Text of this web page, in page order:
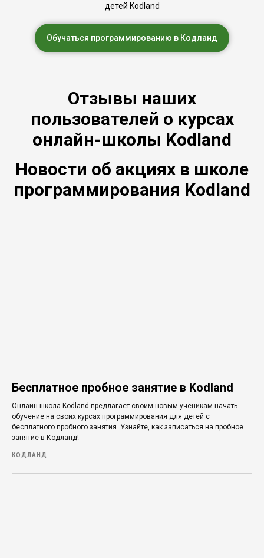
детей Kodland
Обучаться программированию в Кодланд
Отзывы наших
пользователей о курсах
онлайн-школы Kodland
Новости об акциях в школе
программирования Kodland
Бесплатное пробное занятие в Kodland
Онлайн-школа Kodland предлагает своим новым ученикам начать
обучение на своих курсах программирования для детей с
бесплатного пробного занятия. Узнайте, как записаться на пробное
занятие в Кодланд!
КОДЛАНД